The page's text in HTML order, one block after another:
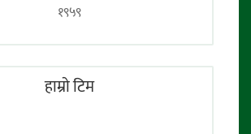
१९५९
हाम्राे टिम